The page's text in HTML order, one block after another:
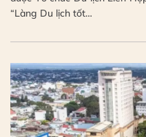
“Làng Du lịch tốt…